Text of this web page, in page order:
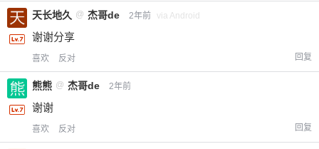
天长地久 @ 杰哥de 2年前 via Android
谢谢分享
喜欢 反对 回复
熊熊 @ 杰哥de 2年前
谢谢
喜欢 反对 回复